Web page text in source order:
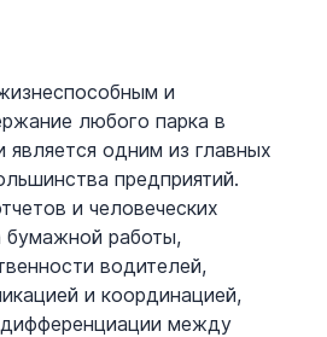
и
любого парка в
одним из главных
предприятий.
и человеческих
бумажной работы,
водителей,
и координацией,
дифференциации между